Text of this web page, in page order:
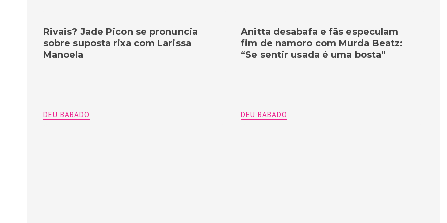
Anitta desabafa e fãs especulam
fim de namoro com Murda Beatz:
“Se sentir usada é uma bosta”
Rivais? Jade Picon se pronuncia
sobre suposta rixa com Larissa
Manoela
DEU BABADO
DEU BABADO